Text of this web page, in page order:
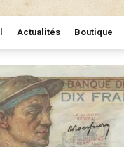
Actualités Boutique